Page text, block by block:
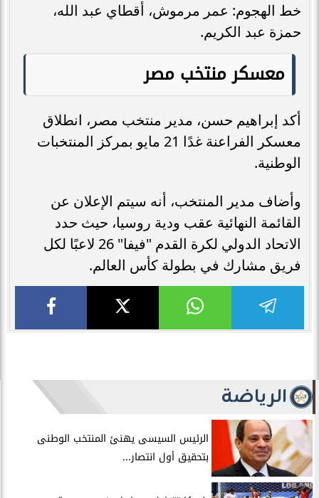
خط الهجوم: عمر مرموش، أقطاي عبد الله،
حمزة عبد الكريم.
معسكر منتخب مصر
أكد إبراهيم حسن، مدير منتخب مصر، انطلاق
معسكر الفراعنة غدًا 21 مايو بمركز المنتخبات
الوطنية.
وأضاف مدير المنتخب، أنه سيتم الإعلان عن
القائمة النهائية عقب ودية روسيا، حيث حدد
الاتحاد الدولي لكرة القدم "فيفا" 26 لاعبًا لكل
فريق مشارك في بطولة كأس العالم.
الرياضة
الرئيس السيسى يهنئ المنتخب الوطنى
بتحقيق أول انتصار...